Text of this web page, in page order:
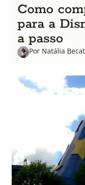
Como
para a
a passo
Por Natália